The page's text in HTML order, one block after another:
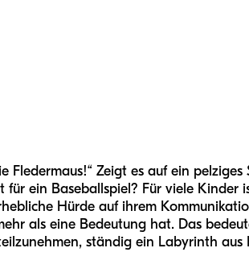
Zeigt es auf ein pelziges
ein Baseballspiel? Für viele Kinder
Hürde auf ihrem
als eine Bedeutung hat. Das
ständig ein Labyrinth aus